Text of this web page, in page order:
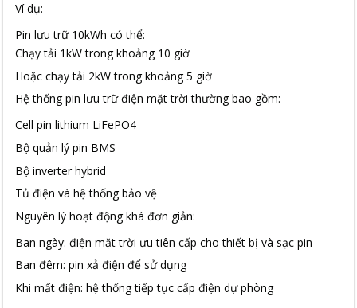
Ví dụ:
Pin lưu trữ 10kWh có thể:
Chạy tải 1kW trong khoảng 10 giờ
Hoặc chạy tải 2kW trong khoảng 5 giờ
Hệ thống pin lưu trữ điện mặt trời thường bao gồm:
Cell pin lithium LiFePO4
Bộ quản lý pin BMS
Bộ inverter hybrid
Tủ điện và hệ thống bảo vệ
Nguyên lý hoạt động khá đơn giản:
Ban ngày: điện mặt trời ưu tiên cấp cho thiết bị và sạc pin
Ban đêm: pin xả điện để sử dụng
Khi mất điện: hệ thống tiếp tục cấp điện dự phòng